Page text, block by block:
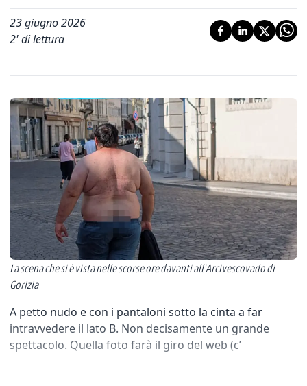
23 giugno 2026
2' di lettura
La scena che si è vista nelle scorse ore davanti all'Arcivescovado di
Gorizia
A petto nudo e con i pantaloni sotto la cinta a far
intravvedere il lato B. Non decisamente un grande
spettacolo. Quella foto farà il giro del web (c’